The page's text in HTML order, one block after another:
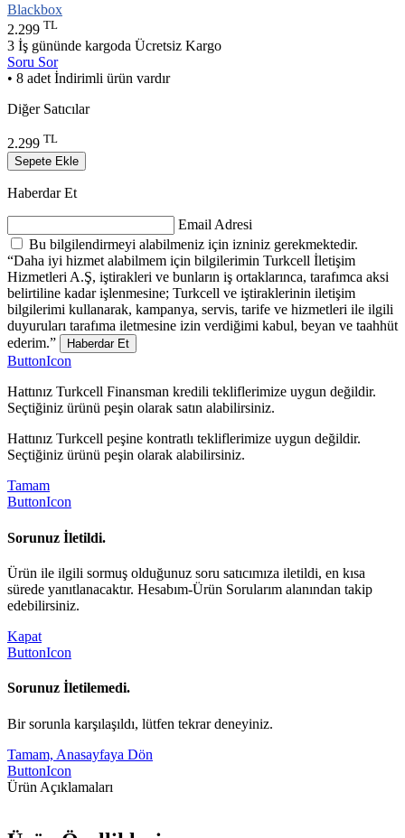
Blackbox
2.299 TL
3 İş gününde kargoda Ücretsiz Kargo
Soru Sor
• 8 adet İndirimli ürün vardır
Diğer Satıcılar
2.299 TL
Sepete Ekle
Haberdar Et
Email Adresi
Bu bilgilendirmeyi alabilmeniz için izniniz gerekmektedir.
“Daha iyi hizmet alabilmem için bilgilerimin Turkcell İletişim
Hizmetleri A.Ş, iştirakleri ve bunların iş ortaklarınca, tarafımca aksi
belirtiline kadar işlenmesine; Turkcell ve iştiraklerinin iletişim
bilgilerimi kullanarak, kampanya, servis, tarife ve hizmetleri ile ilgili
duyuruları tarafıma iletmesine izin verdiğimi kabul, beyan ve taahhüt
ederim.”
Haberdar Et
ButtonIcon
Hattınız Turkcell Finansman kredili tekliflerimize uygun değildir.
Seçtiğiniz ürünü peşin olarak satın alabilirsiniz.
Hattınız Turkcell peşine kontratlı tekliflerimize uygun değildir.
Seçtiğiniz ürünü peşin olarak alabilirsiniz.
Tamam
ButtonIcon
Sorunuz İletildi.
Ürün ile ilgili sormuş olduğunuz soru satıcımıza iletildi, en kısa
sürede yanıtlanacaktır. Hesabım-Ürün Sorularım alanından takip
edebilirsiniz.
Kapat
ButtonIcon
Sorunuz İletilemedi.
Bir sorunla karşılaşıldı, lütfen tekrar deneyiniz.
Tamam, Anasayfaya Dön
ButtonIcon
Ürün Açıklamaları